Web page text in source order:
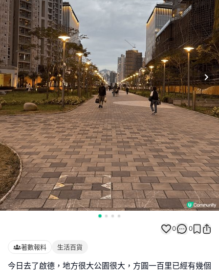
0 0
著數報料 生活百貨
今日去了啟德，地方很大公園很大，方圓一百里已經有幾個